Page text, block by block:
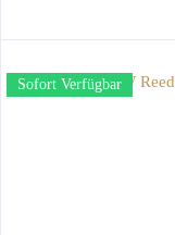
Sofort Verfügbar